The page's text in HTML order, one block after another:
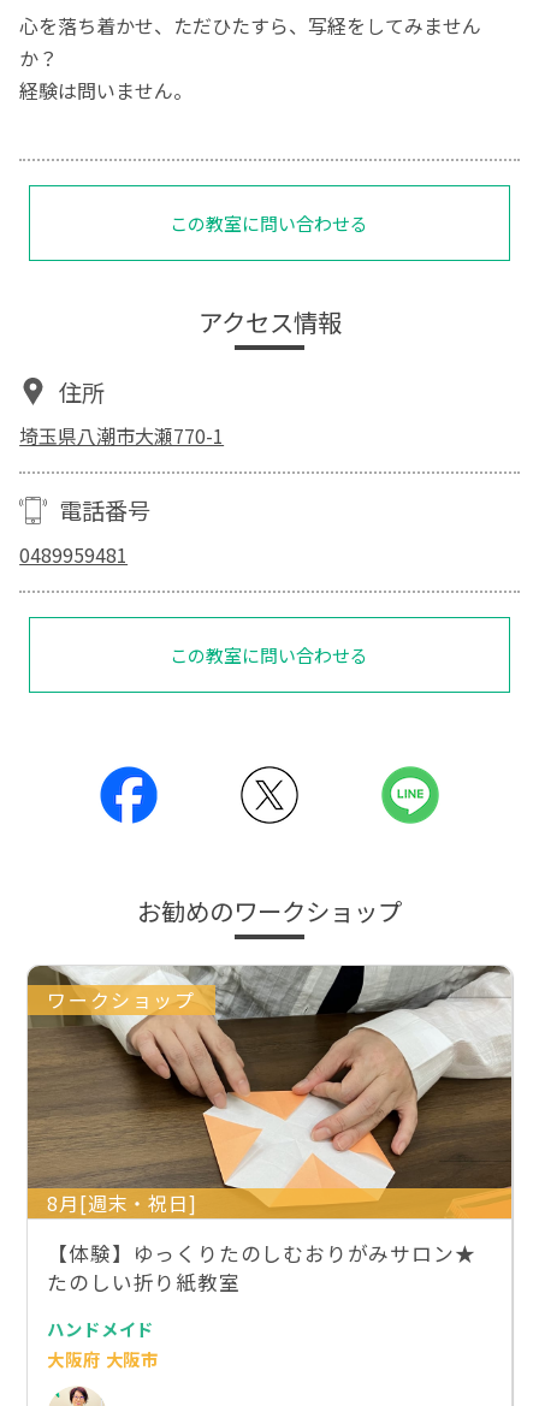
心を落ち着かせ、ただひたすら、写経をしてみません
か？
経験は問いません。
この教室に問い合わせる
アクセス情報
住所
埼玉県八潮市大瀬770-1
電話番号
0489959481
この教室に問い合わせる
お勧めのワークショップ
ワークショップ
8月[週末・祝日]
【体験】ゆっくりたのしむおりがみサロン★
たのしい折り紙教室
ハンドメイド
大阪府 大阪市